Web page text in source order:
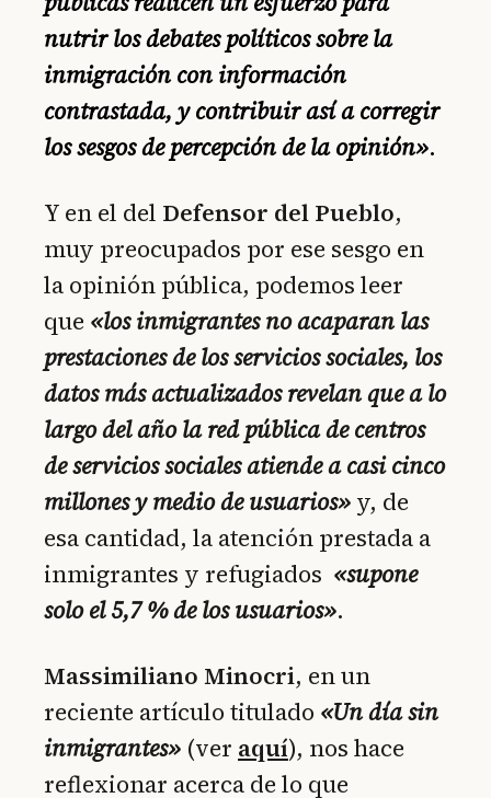
nutrir los debates políticos sobre la
inmigración con información
contrastada, y contribuir así a corregir
los sesgos de percepción de la opinión».
Y en el del Defensor del Pueblo,
muy preocupados por ese sesgo en
la opinión pública, podemos leer
que «los inmigrantes no acaparan las
prestaciones de los servicios sociales, los
datos más actualizados revelan que a lo
largo del año la red pública de centros
de servicios sociales atiende a casi cinco
millones y medio de usuarios» y, de
esa cantidad, la atención prestada a
inmigrantes y refugiados «supone
solo el 5,7 % de los usuarios».
Massimiliano Minocri, en un
reciente artículo titulado «Un día sin
inmigrantes» (ver aquí), nos hace
reflexionar acerca de lo que